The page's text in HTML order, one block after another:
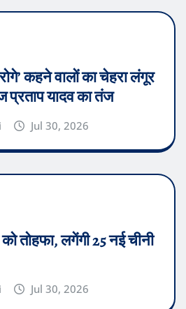
कहने वालों का चेहरा लंगूर
प्रताप यादव का तंज
Jul 30, 2026
को तोहफा, लगेंगी 25 नई चीनी
Jul 30, 2026